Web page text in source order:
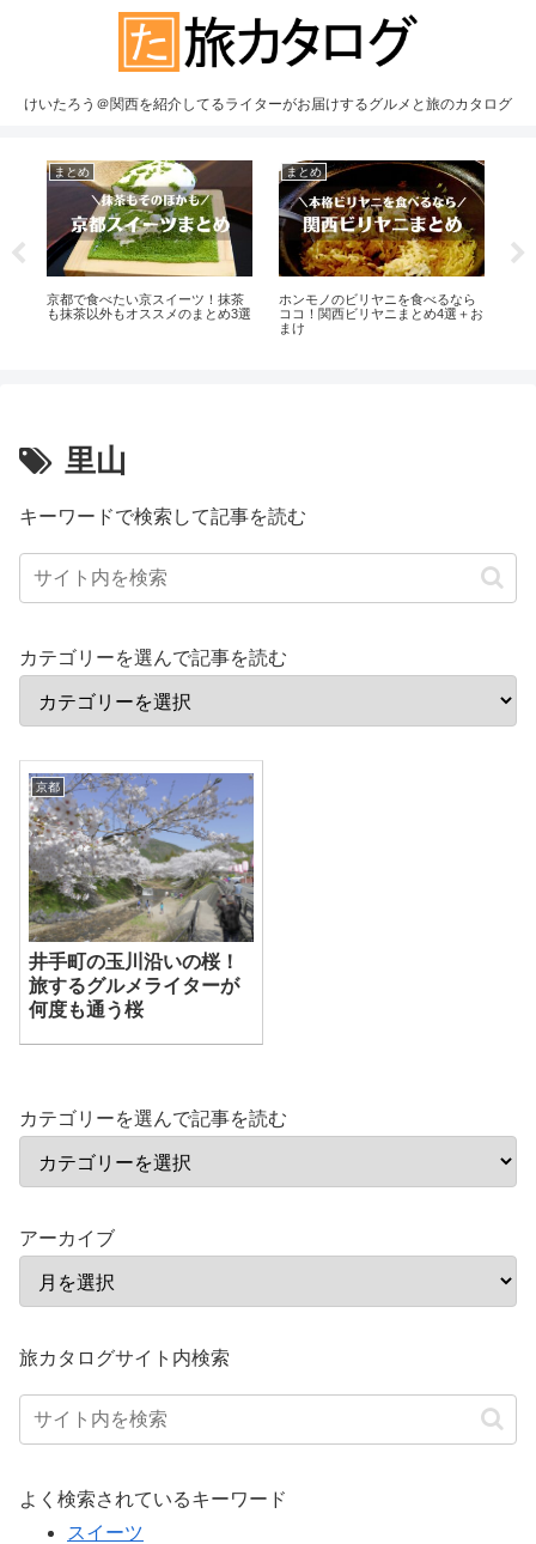
けいたろう＠関西を紹介してるライターがお届けするグルメと旅のカタログ
まとめ
京都で食べたい京スイーツ！抹茶
も抹茶以外もオススメのまとめ3選
まとめ
ホンモノのビリヤニを食べるなら
ココ！関西ビリヤニまとめ4選＋お
まけ
里山
キーワードで検索して記事を読む
カテゴリーを選んで記事を読む
京都
井手町の玉川沿いの桜！
旅するグルメライターが
何度も通う桜
カテゴリーを選んで記事を読む
アーカイブ
旅カタログサイト内検索
よく検索されているキーワード
スイーツ